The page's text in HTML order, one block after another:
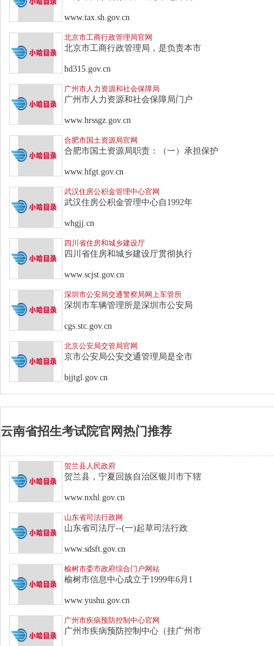
www.tax.sh.gov.cn
北京市工商行政管理局官网
北京市工商行政管理局，是负责本市
hd315.gov.cn
广州市人力资源和社会保障局
广州市人力资源和社会保障局门户
www.hrssgz.gov.cn
合肥市国土资源局官网
合肥市国土资源局职责：（一）承担保护
www.hfgt.gov.cn
武汉住房公积金管理中心官网
武汉住房公积金管理中心自1992年
whgjj.cn
四川省住房和城乡建设厅
四川省住房和城乡建设厅贯彻执行
www.scjst.gov.cn
深圳市公安局交通警察局网上车管所
深圳市车辆管理所是深圳市公安局
cgs.stc.gov.cn
北京公安局交管局官网
京市公安局公安交通管理局是全市
bjjtgl.gov.cn
云南省招生考试院官网热门推荐
贺兰县人民政府
贺兰县，宁夏回族自治区银川市下辖
www.nxhl.gov.cn
山东省司法行政网
山东省司法厅--(一)起草司法行政
www.sdsft.gov.cn
榆树市委市政府综合门户网站
榆树市信息中心成立于1999年6月1
www.yushu.gov.cn
广州市疾病预防控制中心官网
广州市疾病预防控制中心（挂广州市